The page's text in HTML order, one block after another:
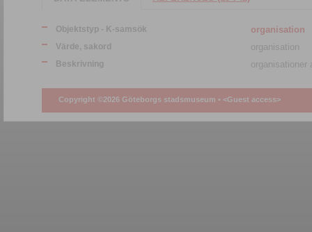
Objektstyp - K-samsök organisation
Värde, sakord organisation
Beskrivning organisationer
Copyright ©2026 Göteborgs stadsmuseum • <Guest access>